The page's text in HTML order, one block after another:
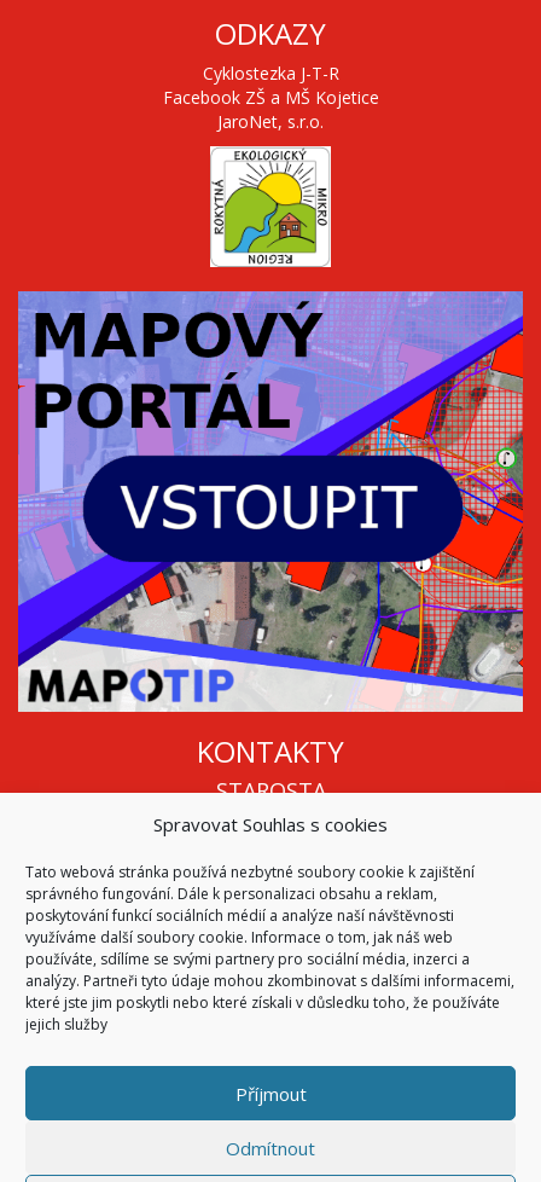
Spravovat Souhlas s cookies
Tato webová stránka používá nezbytné soubory cookie k zajištění
správného fungování. Dále k personalizaci obsahu a reklam,
poskytování funkcí sociálních médií a analýze naší návštěvnosti
využíváme další soubory cookie. Informace o tom, jak náš web
používáte, sdílíme se svými partnery pro sociální média, inzerci a
analýzy. Partneři tyto údaje mohou zkombinovat s dalšími informacemi,
které jste jim poskytli nebo které získali v důsledku toho, že používáte
jejich služby
Příjmout
Odmítnout
ODKAZY
Cyklostezka J-T-R
Facebook ZŠ a MŠ Kojetice
JaroNet, s.r.o.
KONTAKTY
STAROSTA
Mgr. Roman Vala
info@oukojetice.cz
ÚŘEDNÍ HODINY
Po, St: 15:30 - 16:30
Všechny kontakty | Kde nás najdete
© 2026Obec Kojetice na Moravě
Všechna práva vyhrazena